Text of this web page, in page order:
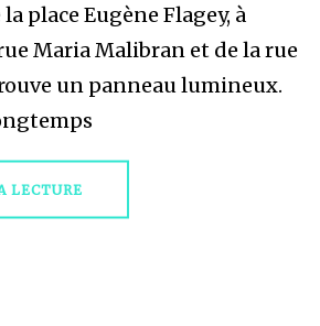
place Eugène Flagey, à
Maria Malibran et de la rue
un panneau lumineux.
LECTURE